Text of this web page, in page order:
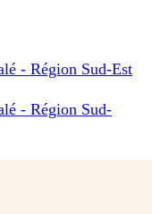
- Région Sud-Est
- Région Sud-